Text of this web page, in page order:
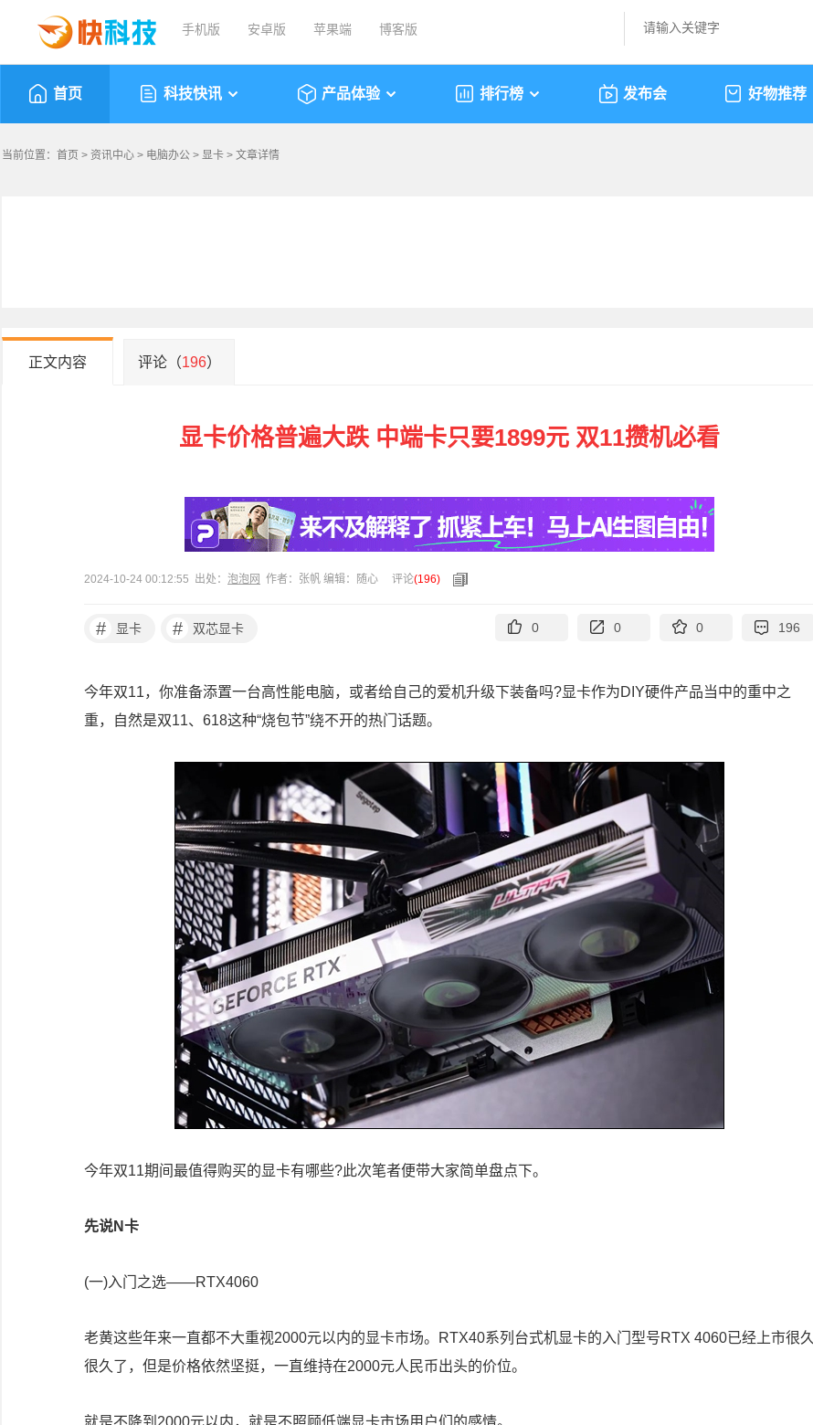
手机版 安卓版 苹果端 博客版
首页 科技快讯 产品体验 排行榜 发布会 好物推荐
当前位置： 首页 > 资讯中心 > 电脑办公 > 显卡 > 文章详情
正文内容 评论（196）
显卡价格普遍大跌 中端卡只要1899元 双11攒机必看
2024-10-24 00:12:55 出处： 泡泡网 作者：张帆 编辑：随心 评论(196)
# 显卡 # 双芯显卡 0 0 0 196
今年双11，你准备添置一台高性能电脑，或者给自己的爱机升级下装备吗?显卡作为DIY硬件产品当中的重中之
重，自然是双11、618这种“烧包节”绕不开的热门话题。
今年双11期间最值得购买的显卡有哪些?此次笔者便带大家简单盘点下。
先说N卡
(一)入门之选——RTX4060
老黄这些年来一直都不大重视2000元以内的显卡市场。RTX40系列台式机显卡的入门型号RTX 4060已经上市很久
很久了，但是价格依然坚挺，一直维持在2000元人民币出头的价位。
就是不降到2000元以内，就是不照顾低端显卡市场用户们的感情。